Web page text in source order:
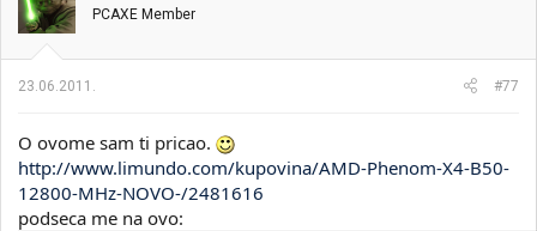
PCAXE Member
23.06.2011. #77
O ovome sam ti pricao.
http://www.limundo.com/kupovina/AMD-Phenom-X4-B50-
12800-MHz-NOVO-/2481616
podseca me na ovo: